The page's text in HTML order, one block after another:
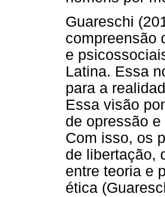
Guareschi
compreensão
e
Latina. Essa
para a
Essa visão
de opressão
Com isso, os
de libertação,
entre teoria e
ética